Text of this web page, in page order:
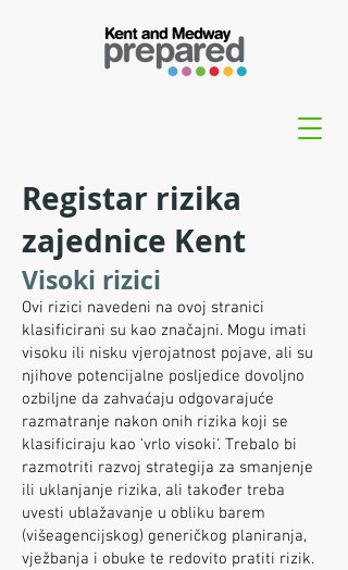
Registar rizika
zajednice Kent
Visoki rizici
Ovi rizici navedeni na ovoj stranici
klasificirani su kao značajni. Mogu imati
visoku ili nisku vjerojatnost pojave, ali su
njihove potencijalne posljedice dovoljno
ozbiljne da zahvaćaju odgovarajuće
razmatranje nakon onih rizika koji se
klasificiraju kao 'vrlo visoki'. Trebalo bi
razmotriti razvoj strategija za smanjenje
ili uklanjanje rizika, ali također treba
uvesti ublažavanje u obliku barem
(višeagencijskog) generičkog planiranja,
vježbanja i obuke te redovito pratiti rizik.